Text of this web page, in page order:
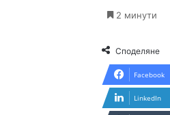
2 минути
Споделяне
Facebook
LinkedIn